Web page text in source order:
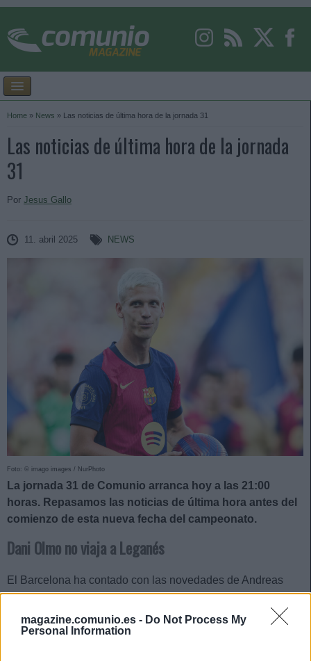
magazine.comunio.es - Do Not Process My
Personal Information
Home » News » Las noticias de última hora de la jornada 31
Las noticias de última hora de la jornada
31
Por Jesus Gallo
11. abril 2025 NEWS
Foto: © imago images / NurPhoto
La jornada 31 de Comunio arranca hoy a las 21:00
horas. Repasamos las noticias de última hora antes del
comienzo de esta nueva fecha del campeonato.
Dani Olmo no viaja a Leganés
El Barcelona ha contado con las novedades de Andreas
Christensen y Dani Olmo en el entrenamiento del viernes,
pero ambos futbolistas no han sido incluidos por Hansi Flick
en la lista de convocados para jugar ante el Leganés. El